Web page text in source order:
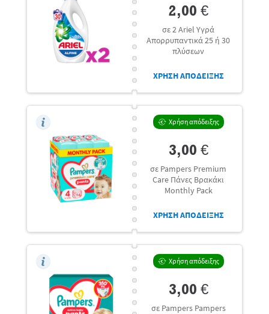
2,00 €
σε 2 Ariel Υγρά
Απορρυπαντικά 25 ή 30
πλύσεων
ΧΡΗΣΗ ΑΠΟΔΕΙΞΗΣ
Χρήση απόδειξης
3,00 €
σε Pampers Premium
Care Πάνες Βρακάκι
Monthly Pack
ΧΡΗΣΗ ΑΠΟΔΕΙΞΗΣ
Χρήση απόδειξης
3,00 €
σε Pampers Pampers